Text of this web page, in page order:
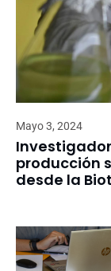
Mayo 3, 2024
producción
desde la